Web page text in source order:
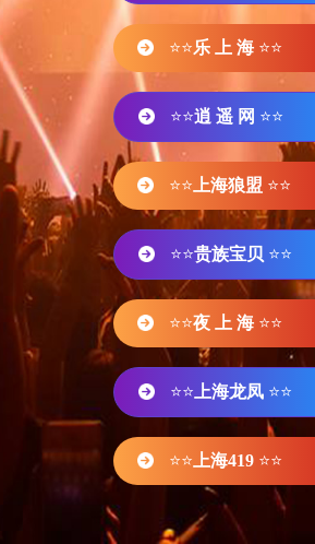
⭐⭐乐 上 海 ⭐⭐
⭐⭐逍 遥 网 ⭐⭐
⭐⭐ 上海狼盟 ⭐⭐
⭐⭐贵族宝贝 ⭐⭐
⭐⭐夜 上 海 ⭐⭐
⭐⭐ 上海龙凤 ⭐⭐
⭐⭐ 上海419 ⭐⭐